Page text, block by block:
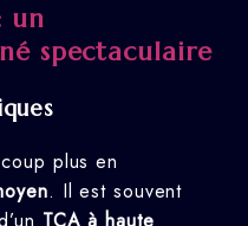
un
spectaculaire
plus en
. Il est souvent